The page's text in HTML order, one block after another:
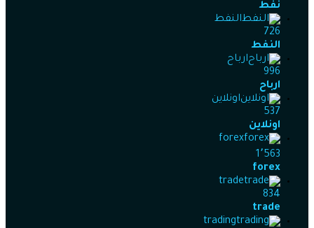
نفط
النفط
726
النفط
ارباح
996
ارباح
اونلاين
537
اونلاين
forex
1٬563
forex
trade
834
trade
trading